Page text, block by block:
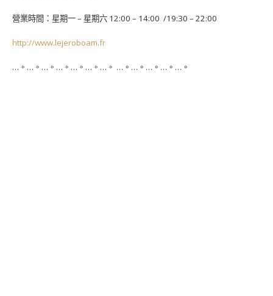
營業時間：星期一 – 星期六 12:00 – 14:00 /19:30 – 22:00
http://www.lejeroboam.fr
…。…。…。…。…。…。…。 …。…。…。…。…。